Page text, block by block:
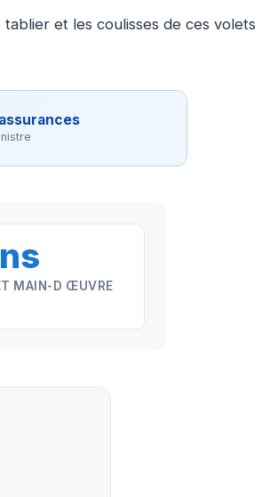
et les coulisses de ces volets
MAIN-D ŒUVRE